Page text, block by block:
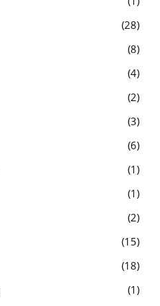
28
8
4
2
3
6
1
1
2
15
18
1